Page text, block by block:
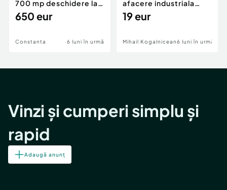
700 mp deschidere la
D24 si D25
650 eur
Constanta 6 luni în urmă
afacere industriala
deschidere 71 ml la
19 eur
Mihail Kogalniceanu6 luni în urmă
Vinzi și cumperi simplu și
rapid
Adaugă anunț